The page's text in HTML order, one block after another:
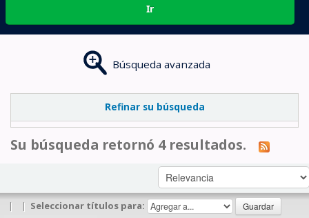
Ir
Búsqueda avanzada
Refinar su búsqueda
Su búsqueda retornó 4 resultados.
| | Seleccionar títulos para: